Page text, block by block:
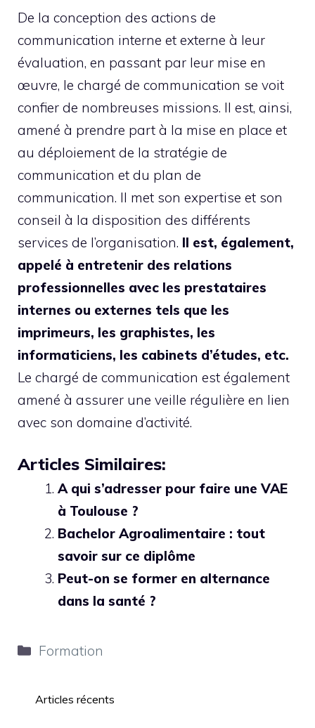
De la conception des actions de
communication interne et externe à leur
évaluation, en passant par leur mise en
œuvre, le chargé de communication se voit
confier de nombreuses missions. Il est, ainsi,
amené à prendre part à la mise en place et
au déploiement de la stratégie de
communication et du plan de
communication. Il met son expertise et son
conseil à la disposition des différents
services de l’organisation. Il est, également,
appelé à entretenir des relations
professionnelles avec les prestataires
internes ou externes tels que les
imprimeurs, les graphistes, les
informaticiens, les cabinets d’études, etc.
Le chargé de communication est également
amené à assurer une veille régulière en lien
avec son domaine d’activité.
Articles Similaires:
A qui s’adresser pour faire une VAE
à Toulouse ?
Bachelor Agroalimentaire : tout
savoir sur ce diplôme
Peut-on se former en alternance
dans la santé ?
Catégories
Formation
Articles récents